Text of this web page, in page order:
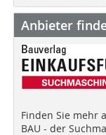
Anbieter
Finden Sie mehr
BAU - der